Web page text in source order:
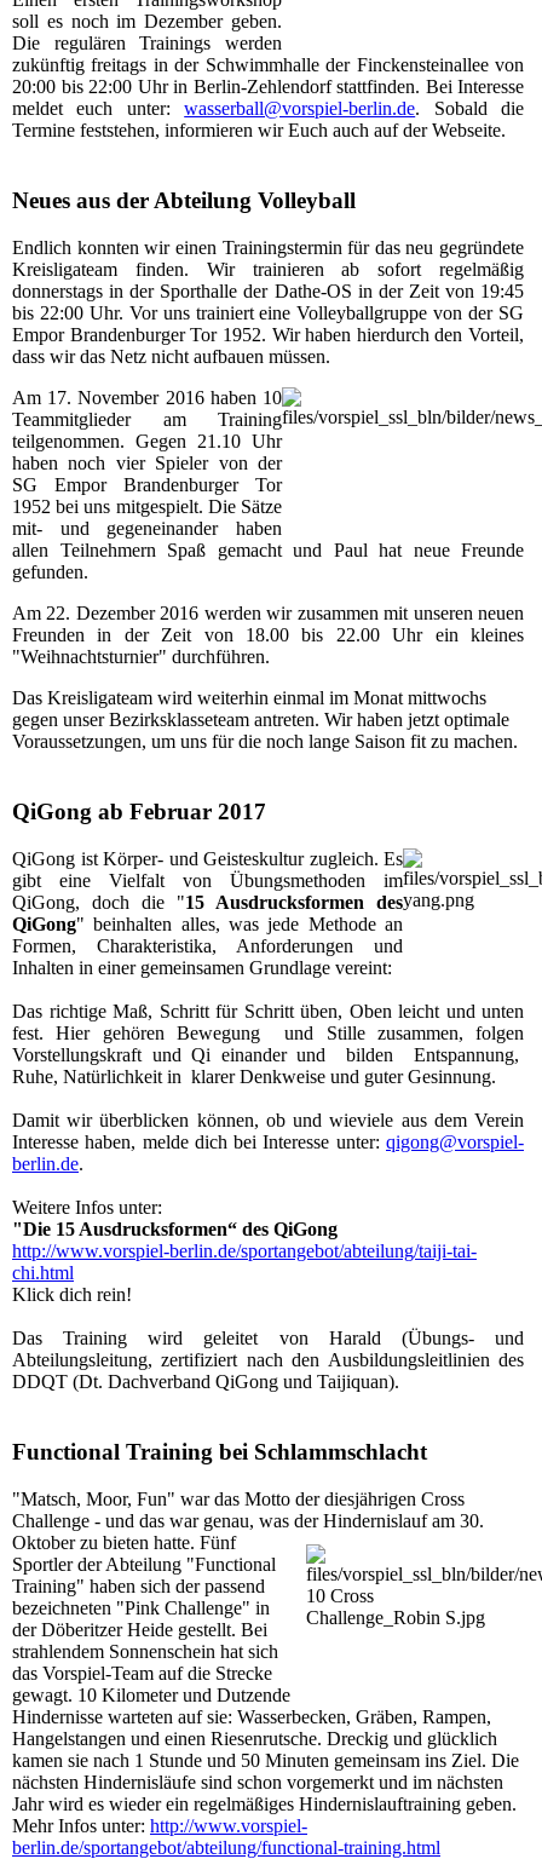
soll es noch im Dezember geben.
Die regulären Trainings werden
zukünftig freitags in der Schwimmhalle der Finckensteinallee von
20:00 bis 22:00 Uhr in Berlin-Zehlendorf stattfinden. Bei Interesse
meldet euch unter:wasserball@vorspiel-berlin.de. Sobald die
Termine feststehen, informieren wir Euch auch auf der Webseite.
Neues aus der Abteilung Volleyball
Endlich konnten wir einen Trainingstermin für das neu gegründete
Kreisligateam finden. Wir trainieren ab sofort regelmäßig
donnerstags in der Sporthalle der Dathe-OS in der Zeit von 19:45
bis 22:00 Uhr. Vor uns trainiert eine Volleyballgruppe von der SG
Empor Brandenburger Tor 1952. Wir haben hierdurch den Vorteil,
dass wir das Netz nicht aufbauen müssen.
Am 17. November 2016 haben 10
Teammitglieder am Training
teilgenommen. Gegen 21.10 Uhr
haben noch vier Spieler von der
SG Empor Brandenburger Tor
1952 bei uns mitgespielt. Die Sätze
mit- und gegeneinander haben
allen Teilnehmern Spaß gemacht und Paul hat neue Freunde
gefunden.
Am 22. Dezember 2016 werden wir zusammen mit unseren neuen
Freunden in der Zeit von 18.00 bis 22.00 Uhr ein kleines
"Weihnachtsturnier" durchführen.
Das Kreisligateam wird weiterhin einmal im Monat mittwochs
gegen unser Bezirksklasseteam antreten. Wir haben jetzt optimale
Voraussetzungen, um uns für die noch lange Saison fit zu machen.
QiGong ab Februar 2017
QiGong ist Körper- und Geisteskultur zugleich. Es
gibt eine Vielfalt von Übungsmethoden im
QiGong, doch die "15 Ausdrucksformen des
QiGong" beinhalten alles, was jede Methode an
Formen, Charakteristika, Anforderungen und
Inhalten in einer gemeinsamen Grundlage vereint:
Das richtige Maß, Schritt für Schritt üben, Oben leicht und unten
fest. Hier gehören Bewegung und Stille zusammen, folgen
Vorstellungskraft und Qi einander und bilden Entspannung,
Ruhe, Natürlichkeit in klarer Denkweise und guter Gesinnung.
Damit wir überblicken können, ob und wieviele aus dem Verein
Interesse haben, melde dich bei Interesse unter: qigong@vorspiel-
berlin.de.
Weitere Infos unter:
"Die 15 Ausdrucksformen“ des QiGong
http://www.vorspiel-berlin.de/sportangebot/abteilung/taiji-tai-
chi.html
Klick dich rein!
Das Training wird geleitet von Harald (Übungs- und
Abteilungsleitung, zertifiziert nach den Ausbildungsleitlinien des
DDQT (Dt. Dachverband QiGong und Taijiquan).
Functional Training bei Schlammschlacht
"Matsch, Moor, Fun" war das Motto der diesjährigen Cross
Challenge - und das war genau, was der Hindernislauf am 30.
Oktoberzu bieten hatte. Fünf
Sportler der Abteilung "Functional
Training" haben sich der passend
bezeichneten "Pink Challenge" in
der Döberitzer Heide gestellt. Bei
strahlendem Sonnenschein hat sich
das Vorspiel-Team auf die Strecke
gewagt. 10 Kilometer und Dutzende
Hindernisse warteten auf sie: Wasserbecken, Gräben, Rampen,
Hangelstangen und einen Riesenrutsche. Dreckig und glücklich
kamen sie nach 1 Stunde und 50 Minuten gemeinsam ins Ziel. Die
nächsten Hindernisläufe sind schon vorgemerkt und im nächsten
Jahr wird es wieder ein regelmäßiges Hindernislauftraining geben.
Mehr Infos unter: http://www.vorspiel-
berlin.de/sportangebot/abteilung/functional-training.html